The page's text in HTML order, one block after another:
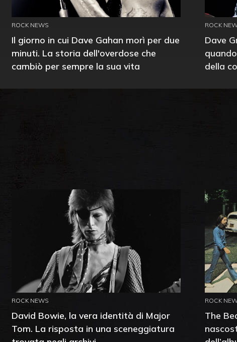
ROCK NEWS
Il giorno in cui Dave Gahan morì per due
minuti. La storia dell'overdose che
cambiò per sempre la sua vita
ROCK
Dave
della
ROCK NEWS
David Bowie, la vera identità di Major
Tom. La risposta in una sceneggiatura
ROCK
The